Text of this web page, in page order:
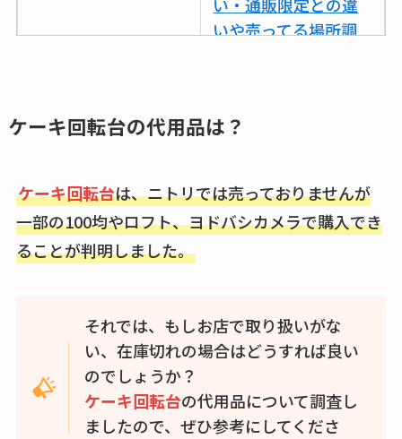
いや売ってる場所調
め替えはどこで売っ
通販調査
アクアテクトゲルが
れの口コミも調査
の料金は？セール・
半額になるのはい
ケーキ回転台の代用品は？
ケーキ回転台は、ニトリでは売っておりませんが
一部の100均やロフト、ヨドバシカメラで購入でき
ることが判明しました。
それでは、もしお店で取り扱いがな
い、在庫切れの場合はどうすれば良い
のでしょうか？
ケーキ回転台の代用品について調査し
ましたので、ぜひ参考にしてくださ